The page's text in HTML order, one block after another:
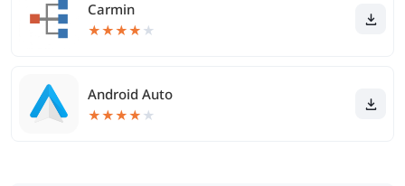
Carmin
★★★★ ★
Android Auto
★★★★ ★